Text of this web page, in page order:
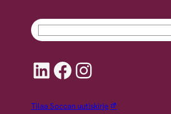
Search
LinkedIn
Facebook
Instagram
Tilaa Soccan uutiskirje